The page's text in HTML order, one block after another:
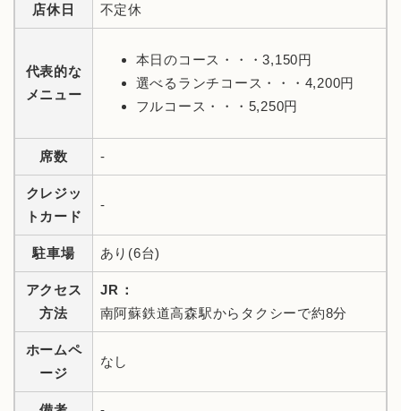
店休日 不定休
代表的な
メニュー
本日のコース・・・3,150円
選べるランチコース・・・4,200円
フルコース・・・5,250円
席数 -
クレジッ
トカード
-
駐車場 あり(6台)
アクセス
方法
JR：
南阿蘇鉄道高森駅からタクシーで約8分
ホームペ
ージ
なし